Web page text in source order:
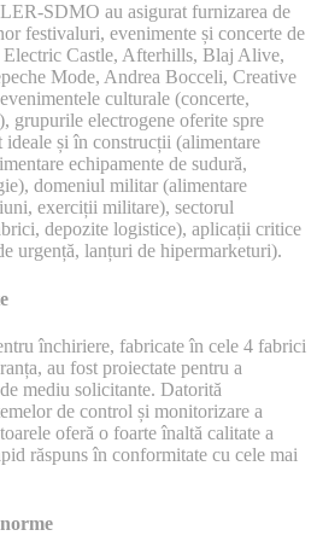
SDMO au asigurat furnizarea de
festivaluri, evenimente și concerte de
Electric Castle, Afterhills, Blaj Alive,
Mode, Andrea Bocceli, Creative
culturale (concerte,
grupurile electrogene oferite spre
și în construcții (alimentare
echipamente de sudură,
domeniul militar (alimentare
exerciții militare), sectorul
depozite logistice), aplicații critice
urgență, lanțuri de hipermarketuri).
închiriere, fabricate în cele 4 fabrici
au fost proiectate pentru a
mediu solicitante. Datorită
de control și monitorizare a
oferă o foarte înaltă calitate a
răspuns în conformitate cu cele mai